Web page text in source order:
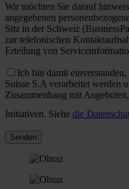
Wir möchten Sie darauf
angegebenen
Sitz in der Schweiz
zur telefonischen
Erteilung von
Ich bin damit
Suisse S.A verarbeitet werden
Zusammenhang mit
Initiativen. Siehe die
Senden